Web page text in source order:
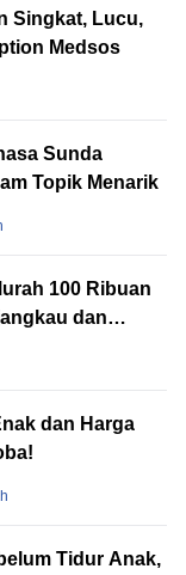
Singkat, Lucu,
Medsos
Sunda
Topik Menarik
100 Ribuan
dan
dan Harga
Tidur Anak,